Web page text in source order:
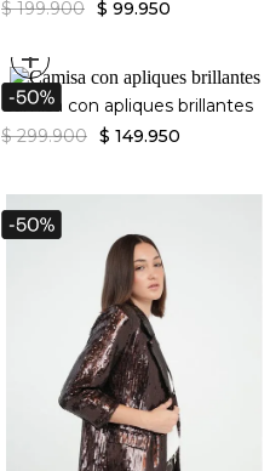
$ 199.900 $ 99.950
+
Camisa con apliques brillantes
$ 299.900 $ 149.950